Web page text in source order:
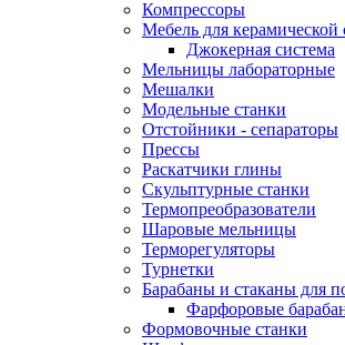
Компрессоры
Мебель для керамической
Джокерная система
Мельницы лабораторные
Мешалки
Модельные станки
Отстойники - сепараторы
Прессы
Раскатчики глины
Скульптурные станки
Термопреобразователи
Шаровые мельницы
Терморегуляторы
Турнетки
Барабаны и стаканы для
Фарфоровые
Формовочные станки